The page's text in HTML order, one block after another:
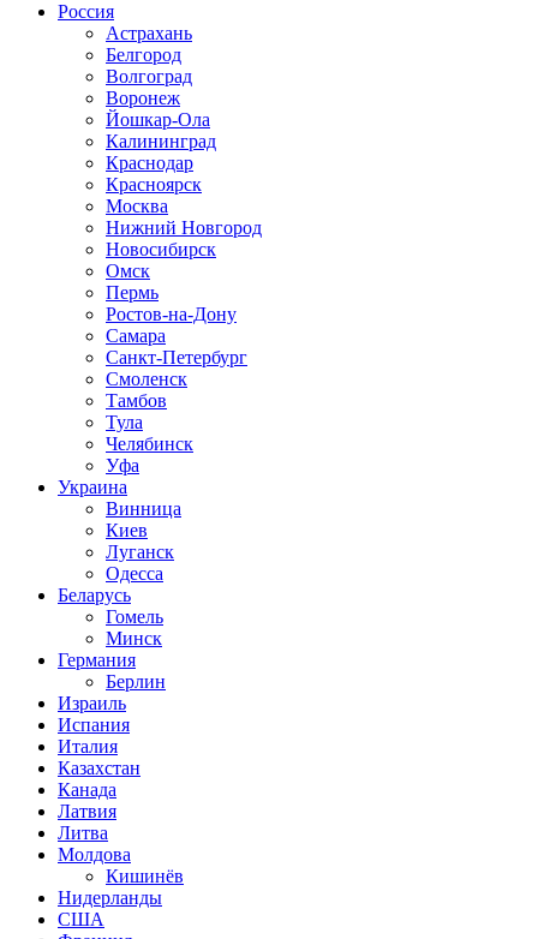
Россия
Астрахань
Белгород
Волгоград
Воронеж
Йошкар-Ола
Калининград
Краснодар
Красноярск
Москва
Нижний Новгород
Новосибирск
Омск
Пермь
Ростов-на-Дону
Самара
Санкт-Петербург
Смоленск
Тамбов
Тула
Челябинск
Уфа
Украина
Винница
Киев
Луганск
Одесса
Беларусь
Гомель
Минск
Германия
Берлин
Израиль
Испания
Италия
Казахстан
Канада
Латвия
Литва
Молдова
Кишинёв
Нидерланды
США